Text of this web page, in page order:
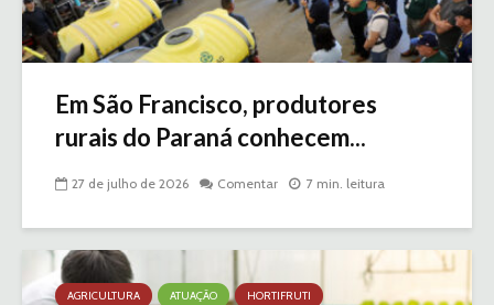
Em São Francisco, produtores
rurais do Paraná conhecem...
27 de julho de 2026 Comentar 7 min. leitura
AGRICULTURA ATUAÇÃO HORTIFRUTI